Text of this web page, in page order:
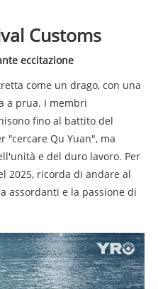
Customs
eccitazione
come un drago, con una
a prua. I membri
fino al battito del
"cercare Qu Yuan", ma
e del duro lavoro. Per
2025, ricorda di andare al
assordanti e la passione di